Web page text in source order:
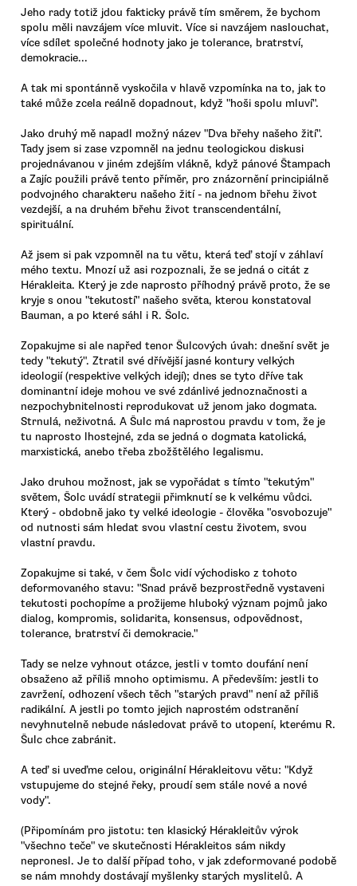
Jeho rady totiž jdou fakticky právě tím směrem, že bychom
spolu měli navzájem více mluvit. Více si navzájem naslouchat,
více sdílet společné hodnoty jako je tolerance, bratrství,
demokracie...
A tak mi spontánně vyskočila v hlavě vzpomínka na to, jak to
také může zcela reálně dopadnout, když "hoši spolu mluví".
Jako druhý mě napadl možný název "Dva břehy našeho žití".
Tady jsem si zase vzpomněl na jednu teologickou diskusi
projednávanou v jiném zdejším vlákně, když pánové Štampach
a Zajíc použili právě tento příměr, pro znázornění principiálně
podvojného charakteru našeho žití - na jednom břehu život
vezdejší, a na druhém břehu život transcendentální,
spirituální.
Až jsem si pak vzpomněl na tu větu, která teď stojí v záhlaví
mého textu. Mnozí už asi rozpoznali, že se jedná o citát z
Hérakleita. Který je zde naprosto příhodný právě proto, že se
kryje s onou "tekutostí" našeho světa, kterou konstatoval
Bauman, a po které sáhl i R. Šolc.
Zopakujme si ale napřed tenor Šulcových úvah: dnešní svět je
tedy "tekutý". Ztratil své dřívější jasné kontury velkých
ideologií (respektive velkých idejí); dnes se tyto dříve tak
dominantní ideje mohou ve své zdánlivé jednoznačnosti a
nezpochybnitelnosti reprodukovat už jenom jako dogmata.
Strnulá, neživotná. A Šulc má naprostou pravdu v tom, že je
tu naprosto lhostejné, zda se jedná o dogmata katolická,
marxistická, anebo třeba zbožštělého legalismu.
Jako druhou možnost, jak se vypořádat s tímto "tekutým"
světem, Šolc uvádí strategii přimknutí se k velkému vůdci.
Který - obdobně jako ty velké ideologie - člověka "osvobozuje"
od nutnosti sám hledat svou vlastní cestu životem, svou
vlastní pravdu.
Zopakujme si také, v čem Šolc vidí východisko z tohoto
deformovaného stavu: "Snad právě bezprostředně vystaveni
tekutosti pochopíme a prožijeme hluboký význam pojmů jako
dialog, kompromis, solidarita, konsensus, odpovědnost,
tolerance, bratrství či demokracie."
Tady se nelze vyhnout otázce, jestli v tomto doufání není
obsaženo až příliš mnoho optimismu. A především: jestli to
zavržení, odhození všech těch "starých pravd" není až příliš
radikální. A jestli po tomto jejich naprostém odstranění
nevyhnutelně nebude následovat právě to utopení, kterému R.
Šulc chce zabránit.
A teď si uveďme celou, originální Hérakleitovu větu: "Když
vstupujeme do stejné řeky, proudí sem stále nové a nové
vody".
(Připomínám pro jistotu: ten klasický Hérakleitův výrok
"všechno teče" ve skutečnosti Hérakleitos sám nikdy
nepronesl. Je to další případ toho, v jak zdeformované podobě
se nám mnohdy dostávají myšlenky starých myslitelů. A